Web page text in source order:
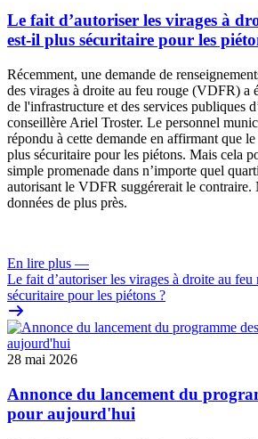
Le fait d’autoriser les virages à
est-il plus sécuritaire pour les
Récemment, une demande de
des virages à droite au feu rouge (VDFR) a
de l'infrastructure et des services publiques
conseillère Ariel Troster. Le personnel
répondu à cette demande en affirmant que
plus sécuritaire pour les piétons. Mais cela
simple promenade dans n’importe quel
autorisant le VDFR suggérerait le contraire.
données de plus près.
En lire plus —
Le fait d’autoriser les virages à droite au feu
sécuritaire pour les piétons ?
28 mai 2026
Annonce du lancement du
pour aujourd'hui